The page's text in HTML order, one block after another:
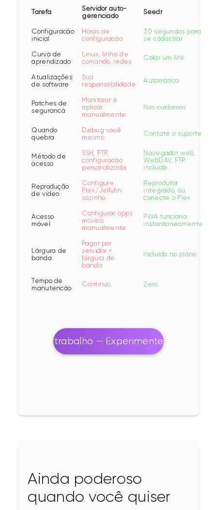
Tarefa
Servidor auto-
gerenciado
Seedr
Configuracáo
inicial
Horas de
configuracáo
30 segundos para
se cádastrar
Curva de
aprendizado
Linux, linha de
comando, redes
Colár um link
Atualizações
de software
Sua
responsabilidade
Automático
Patches de
segurancá
Monitorar é
aplicár
manualmente
Nos cuidamos
Quando
quebra
Debug você
mesmo
Contaté o suporte
Método de
acesso
SSH, FTP,
configuracáo
personalizada
Navegador web,
WebDAV, FTP
incluido
Reprodução
de vídeo
Configure
Plex/Jellyfin
sozinho
Reprodutor
integrado, ou
conecte o Plex
Acesso
móvel
Configurar apps
moveis
manualmente
PWA funciona
instantaneamente
Lárgura de
banda
Pagar por
servidor +
lárgura de
banda
Incluido no pláno
Tempo de
manutencáo
Continuo Zero
Pule o trabalho — Experimente agora
Ainda poderoso
quando você quiser